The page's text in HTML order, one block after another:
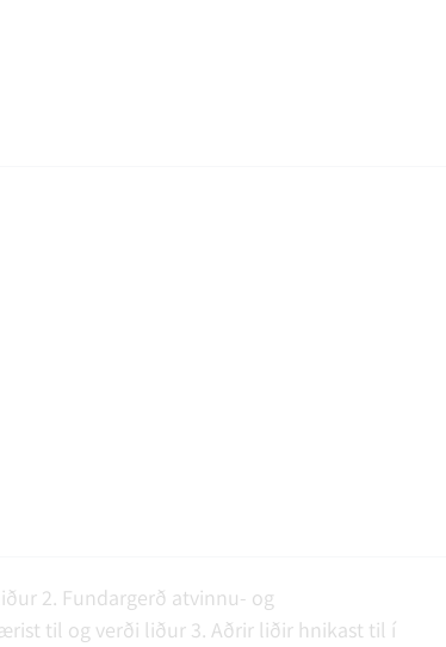
2. Fundargerð atvinnu- og
til og verði liður 3. Aðrir liðir hnikast til í